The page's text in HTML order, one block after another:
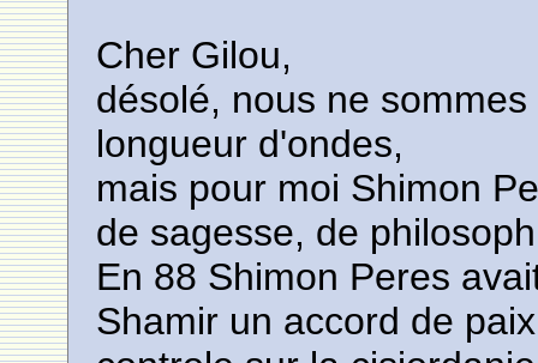
Cher Gilou,
désolé, nous ne
longueur d'ondes,
mais pour moi Shimon
de sagesse, de
En 88 Shimon Peres
Shamir un accord de